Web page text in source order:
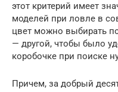
этот критерий имеет
моделей при ловле в
цвет можно выбирать
— другой, чтобы было
коробочке при поиске
Причем, за добрый